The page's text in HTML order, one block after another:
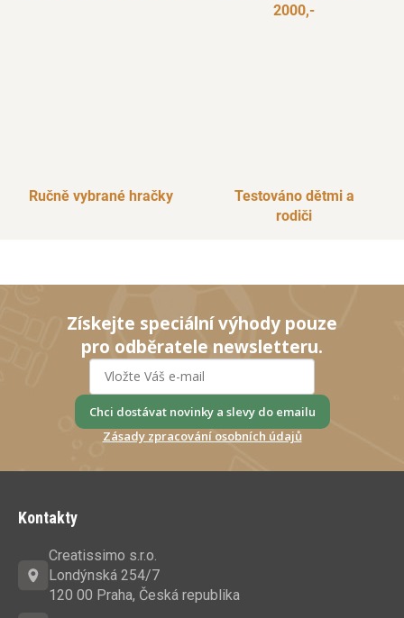
2000,-
Ručně vybrané hračky
Testováno dětmi a
rodiči
Získejte speciální výhody pouze
pro odběratele newsletteru.
Chci dostávat novinky a slevy do emailu
Zásady zpracování osobních údajů
Kontakty
Creatissimo s.r.o.
Londýnská 254/7
120 00 Praha, Česká republika